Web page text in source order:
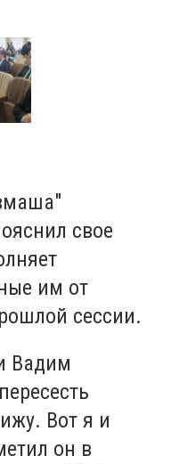
свое
им от
сессии.
Вадим
Вот я и
он в